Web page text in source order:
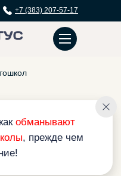
+7 (383) 207-57-17
чем
ПО